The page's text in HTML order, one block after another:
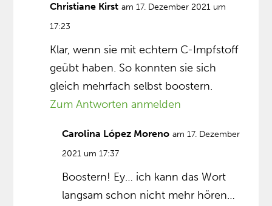
Christiane Kirst am 17. Dezember 2021 um
17:23
Klar, wenn sie mit echtem C-Impfstoff
geübt haben. So konnten sie sich
gleich mehrfach selbst boostern.
Zum Antworten anmelden
Carolina López Moreno am 17. Dezember
2021 um 17:37
Boostern! Ey… ich kann das Wort
langsam schon nicht mehr hören…